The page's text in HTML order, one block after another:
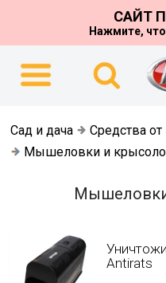
САЙТ
Нажмите,
Сад и дача
Средства
Мышеловки и
Antirats